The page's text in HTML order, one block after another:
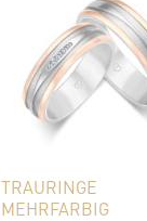
TRAURINGE
MEHRFARBIG